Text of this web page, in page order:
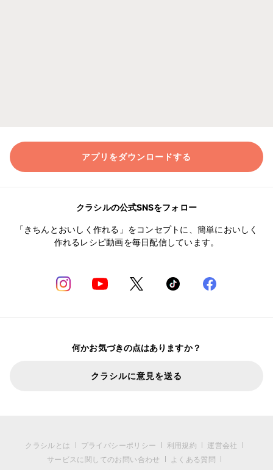
アプリをダウンロードする
クラシルの公式SNSをフォロー
「きちんとおいしく作れる」をコンセプトに、簡単においしく
作れるレシピ動画を毎日配信しています。
何かお気づきの点はありますか？
クラシルに意見を送る
クラシルとは プライバシーポリシー 利用規約
運営会社
サービスに関してのお問い合わせ
よくある質問